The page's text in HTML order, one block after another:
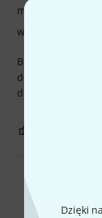
Dzięki
Bardzo
długo czekać lub
dobre
montaż
wykończenie